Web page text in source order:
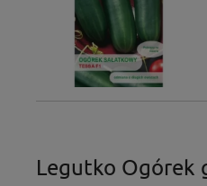
Legutko Ogórek